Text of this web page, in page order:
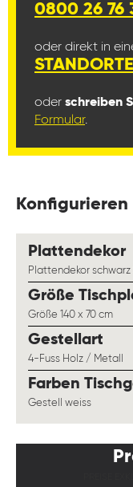
0800 26 76
oder direkt in
STANDORTE
oder schreiben
Formular.
Plattendekor
Plattendekor schwarz
Größe
Größe 140 x 70 cm
Gestellart
4-Fuss Holz / Metall
Farben
Gestell weiss